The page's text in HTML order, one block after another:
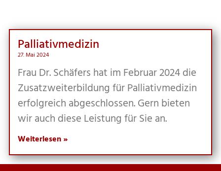
Pal­lia­tiv­me­di­zin
27. Mai 2024
Frau Dr. Schä­fers hat im Febru­ar 2024 die
Zusatz­wei­ter­bil­dung für Pal­lia­tiv­me­di­zin
erfolg­reich abge­schlos­sen. Gern bie­ten
wir auch die­se Leis­tung für Sie an.
Weiterlesen »